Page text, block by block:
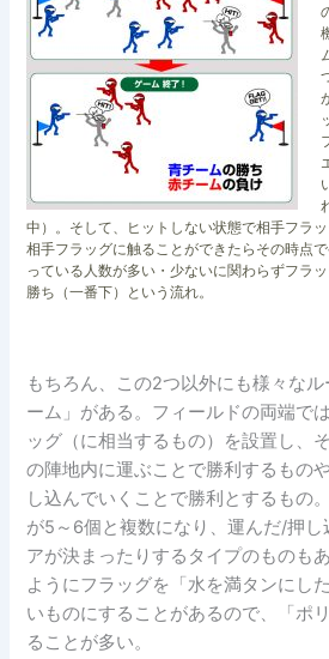
中）。そして、ヒットしない状態で相手フラッ
相手フラッグに触ることができたらその時点
っている人数が多い・少ないに関わらずフラ
勝ち（一番下）という流れ。
もちろん、この2つ以外にも様々な
ーム」がある。フィールドの両端で
ッグ（に相当するもの）を設置し、
の陣地内に運ぶことで勝利するもの
し込んでいくことで勝利とするもの
が5～6個と複数になり、運んだ/押し
アが決まったりするタイプのものも
ようにフラッグを「水を満タンにし
いものにすることがあるので、「ポ
ることが多い。